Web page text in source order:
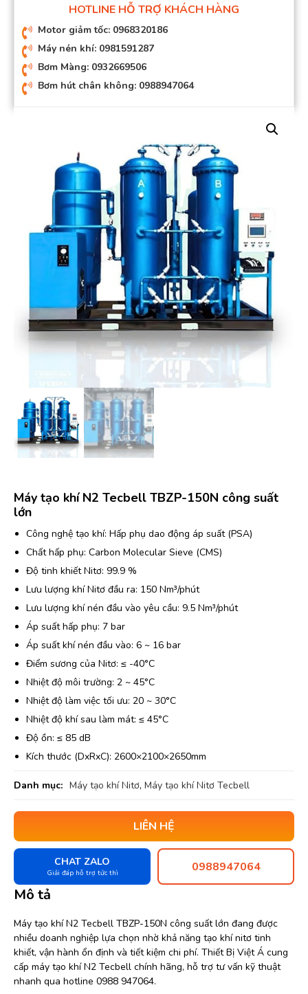
HOTLINE HỖ TRỢ KHÁCH HÀNG
Motor giảm tốc: 0968320186
Máy nén khí: 0981591287
Bơm Màng: 0932669506
Bơm hút chân không: 0988947064
Máy tạo khí N2 Tecbell TBZP-150N công suất
lớn
Công nghệ tạo khí: Hấp phụ dao động áp suất (PSA)
Chất hấp phụ: Carbon Molecular Sieve (CMS)
Độ tinh khiết Nitơ: 99.9 %
Lưu lượng khí Nitơ đầu ra: 150 Nm³/phút
Lưu lượng khí nén đầu vào yêu cầu: 9.5 Nm³/phút
Áp suất hấp phụ: 7 bar
Áp suất khí nén đầu vào: 6 ~ 16 bar
Điểm sương của Nitơ: ≤ -40°C
Nhiệt độ môi trường: 2 ~ 45°C
Nhiệt độ làm việc tối ưu: 20 ~ 30°C
Nhiệt độ khí sau làm mát: ≤ 45°C
Độ ồn: ≤ 85 dB
Kích thước (DxRxC): 2600×2100×2650mm
Danh mục: Máy tạo khí Nitơ, Máy tạo khí Nitơ Tecbell
LIÊN HỆ
CHAT ZALO
Giải đáp hỗ trợ tức thì 0988947064
Mô tả
Máy tạo khí N2 Tecbell TBZP-150N công suất lớn đang được
nhiều doanh nghiệp lựa chọn nhờ khả năng tạo khí nitơ tinh
khiết, vận hành ổn định và tiết kiệm chi phí. Thiết Bị Việt Á cung
cấp máy tạo khí N2 Tecbell chính hãng, hỗ trợ tư vấn kỹ thuật
nhanh qua hotline 0988 947064.